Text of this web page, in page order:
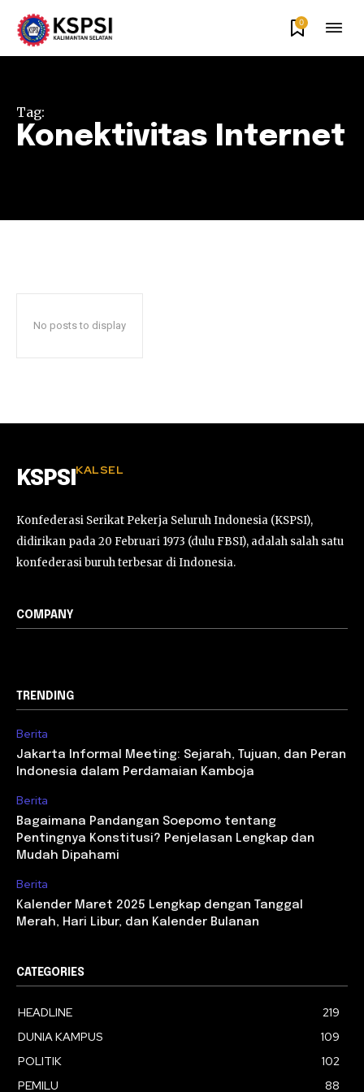
0
Tag:
Konektivitas Internet
No posts to display
KSPSI KALSEL
Konfederasi Serikat Pekerja Seluruh Indonesia (KSPSI),
didirikan pada 20 Februari 1973 (dulu FBSI), adalah salah satu
konfederasi buruh terbesar di Indonesia.
COMPANY
TRENDING
Berita
Jakarta Informal Meeting: Sejarah, Tujuan, dan Peran
Indonesia dalam Perdamaian Kamboja
Berita
Bagaimana Pandangan Soepomo tentang
Pentingnya Konstitusi? Penjelasan Lengkap dan
Mudah Dipahami
Berita
Kalender Maret 2025 Lengkap dengan Tanggal
Merah, Hari Libur, dan Kalender Bulanan
CATEGORIES
HEADLINE
219
DUNIA KAMPUS
109
POLITIK
102
PEMILU
88